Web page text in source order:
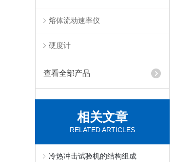
熔体流动速率仪
硬度计
查看全部产品
相关文章
RELATED ARTICLES
冷热冲击试验机的结构组成